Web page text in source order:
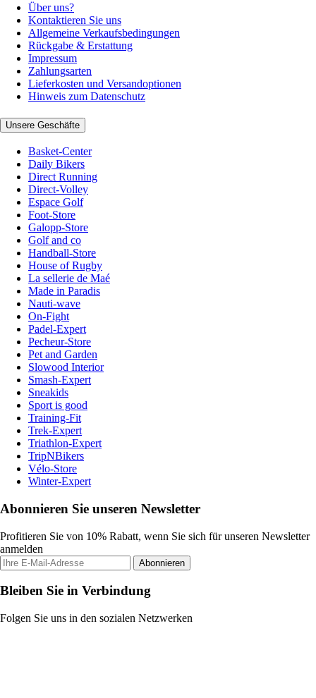
Über uns?
Kontaktieren Sie uns
Allgemeine Verkaufsbedingungen
Rückgabe & Erstattung
Impressum
Zahlungsarten
Lieferkosten und Versandoptionen
Hinweis zum Datenschutz
Unsere Geschäfte
Basket-Center
Daily Bikers
Direct Running
Direct-Volley
Espace Golf
Foot-Store
Galopp-Store
Golf and co
Handball-Store
House of Rugby
La sellerie de Maé
Made in Paradis
Nauti-wave
On-Fight
Padel-Expert
Pecheur-Store
Pet and Garden
Slowood Interior
Smash-Expert
Sneakids
Sport is good
Training-Fit
Trek-Expert
Triathlon-Expert
TripNBikers
Vélo-Store
Winter-Expert
Abonnieren Sie unseren Newsletter
Profitieren Sie von 10% Rabatt, wenn Sie sich für unseren Newsletter
anmelden
Abonnieren
Bleiben Sie in Verbindung
Folgen Sie uns in den sozialen Netzwerken